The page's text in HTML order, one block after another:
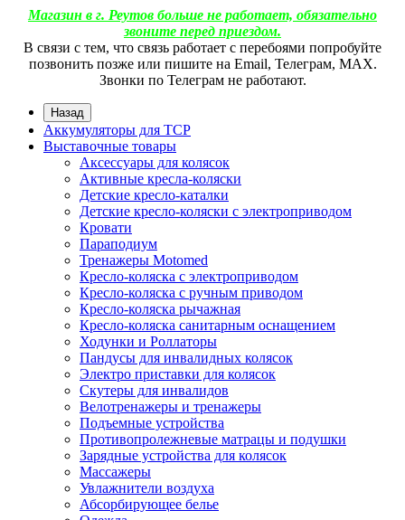
Магазин в г. Реутов больше не работает, обязательно
звоните перед приездом.
В связи с тем, что связь работает с перебоями попробуйте
позвонить позже или пишите на Email, Телеграм, МАХ.
Звонки по Телеграм не работают.
Назад
Аккумуляторы для ТСР
Выставочные товары
Аксессуары для колясок
Активные кресла-коляски
Детские кресло-каталки
Детские кресло-коляски с электроприводом
Кровати
Параподиум
Тренажеры Motomed
Кресло-коляска с электроприводом
Кресло-коляска с ручным приводом
Кресло-коляска рычажная
Кресло-коляска санитарным оснащением
Ходунки и Роллаторы
Пандусы для инвалидных колясок
Электро приставки для колясок
Скутеры для инвалидов
Велотренажеры и тренажеры
Подъемные устройства
Противопролежневые матрацы и подушки
Зарядные устройства для колясок
Массажеры
Увлажнители воздуха
Абсорбирующее белье